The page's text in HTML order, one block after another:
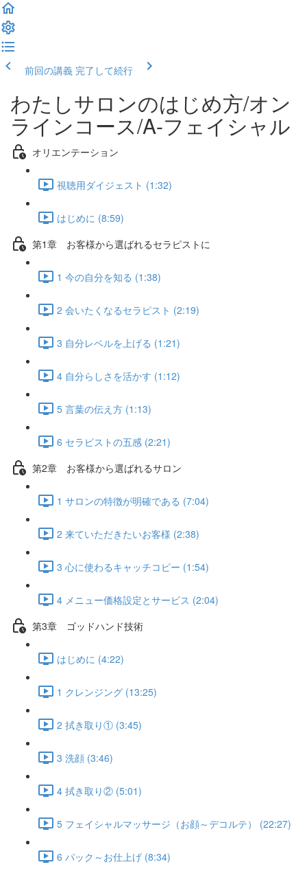
前回の講義 完了して続行
わたしサロンのはじめ方/オン
ラインコース/A-フェイシャル
オリエンテーション
視聴用ダイジェスト (1:32)
はじめに (8:59)
第1章 お客様から選ばれるセラピストに
1 今の自分を知る (1:38)
2 会いたくなるセラピスト (2:19)
3 自分レベルを上げる (1:21)
4 自分らしさを活かす (1:12)
5 言葉の伝え方 (1:13)
6 セラピストの五感 (2:21)
第2章 お客様から選ばれるサロン
1 サロンの特徴が明確である (7:04)
2 来ていただきたいお客様 (2:38)
3 心に使わるキャッチコピー (1:54)
4 メニュー価格設定とサービス (2:04)
第3章 ゴッドハンド技術
はじめに (4:22)
1 クレンジング (13:25)
2 拭き取り① (3:45)
3 洗顔 (3:46)
4 拭き取り② (5:01)
5 フェイシャルマッサージ（お顔～デコルテ） (22:27)
6 パック～お仕上げ (8:34)